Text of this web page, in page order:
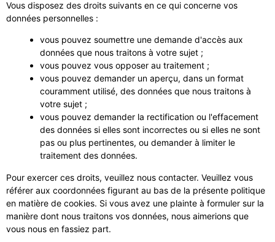
Vous disposez des droits suivants en ce qui concerne vos
données personnelles :
vous pouvez soumettre une demande d'accès aux
données que nous traitons à votre sujet ;
vous pouvez vous opposer au traitement ;
vous pouvez demander un aperçu, dans un format
couramment utilisé, des données que nous traitons à
votre sujet ;
vous pouvez demander la rectification ou l'effacement
des données si elles sont incorrectes ou si elles ne sont
pas ou plus pertinentes, ou demander à limiter le
traitement des données.
Pour exercer ces droits, veuillez nous contacter. Veuillez vous
référer aux coordonnées figurant au bas de la présente politique
en matière de cookies. Si vous avez une plainte à formuler sur la
manière dont nous traitons vos données, nous aimerions que
vous nous en fassiez part.